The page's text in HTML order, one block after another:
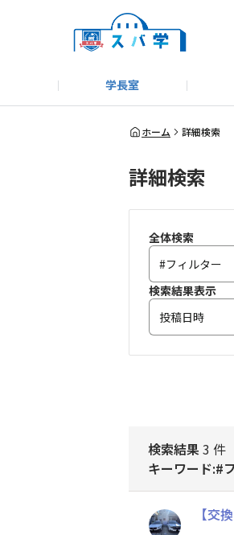
学長室
キャンプ＆アウトドア部
モータースポーツ部
＃洗車同好会
その他
教えてコーナー
はじめましての方へ
SUBARUオフィシャル
ホーム 詳細検索
詳細検索
全体検索
検索結果表示
投稿日時
検索結果3 件
キーワード:#
【交